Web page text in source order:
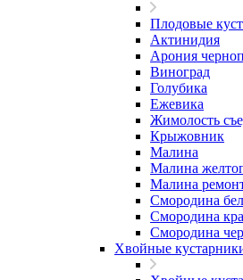
Плодовые
Актинидия
Арония
Виноград
Голубика
Ежевика
Жимолость
Крыжовник
Малина
Малина
Малина
Смородина
Смородина
Смородина
Хвойные